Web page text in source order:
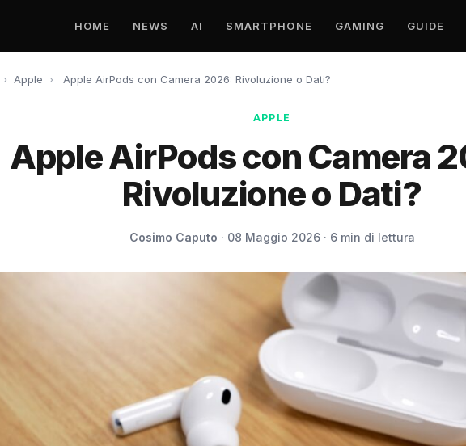
HOME NEWS AI SMARTPHONE GAMING GUIDE
› Apple › Apple AirPods con Camera 2026: Rivoluzione o Dati?
APPLE
Apple AirPods con Camera
Rivoluzione o Dati?
Cosimo Caputo · 08 Maggio 2026 · 6 min di lettura